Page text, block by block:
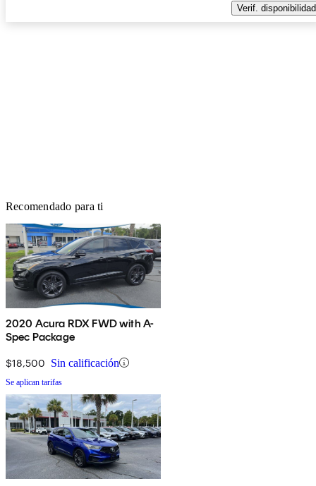
Verif. disponibilidad
Recomendado para ti
2020 Acura RDX FWD with A-
Spec Package
$18,500 Sin calificación
Se aplican tarifas